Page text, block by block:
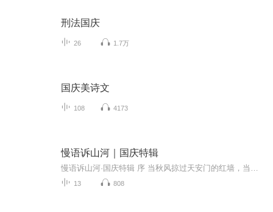
刑法国庆
26 1.7万
国庆美诗文
108 4173
慢语诉山河｜国庆特辑
13 808